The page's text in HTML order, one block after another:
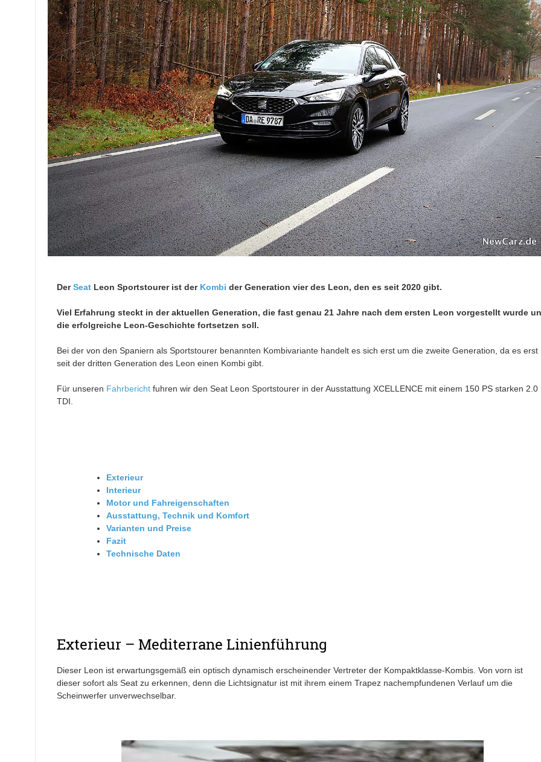
DerSeatLeon Sportstourer ist der Kombi der Generation vier des Leon, den es seit 2020 gibt.
Viel Erfahrung steckt in der aktuellen Generation, die fast genau 21 Jahre nach dem ersten Leon vorgestellt wurde
die erfolgreiche Leon-Geschichte fortsetzen soll.
Bei der von den Spaniern als Sportstourer benannten Kombivariante handelt es sich erst um die zweite Generation, da es erst
seit der dritten Generation des Leon einen Kombi gibt.
Für unseren Fahrberichtfuhren wir den Seat Leon Sportstourer in der Ausstattung XCELLENCE mit einem 150 PS starken 2.0
TDI.
Exterieur
Interieur
Motor und Fahreigenschaften
Ausstattung, Technik und Komfort
Varianten und Preise
Fazit
Technische Daten
Exterieur – Mediterrane Linienführung
Dieser Leon ist erwartungsgemäß ein optisch dynamisch erscheinender Vertreter der Kompaktklasse-Kombis. Von vorn ist
dieser sofort als Seat zu erkennen, denn die Lichtsignatur ist mit ihrem einem Trapez nachempfundenen Verlauf um die
Scheinwerfer unverwechselbar.